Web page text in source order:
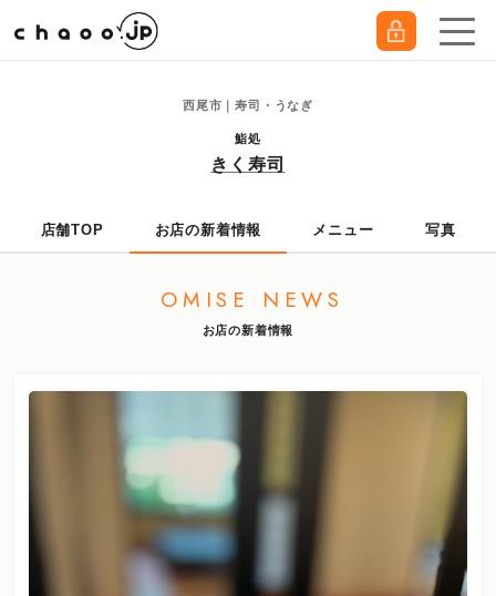
西尾市｜寿司・うなぎ
鮨処
きく寿司
店舗TOP お店の新着情報 メニュー 写真
OMISE NEWS
お店の新着情報